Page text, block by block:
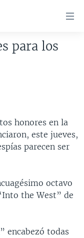
para los
honores en la
este jueves,
parecen ser
octavo
the West” de
encabezó todas